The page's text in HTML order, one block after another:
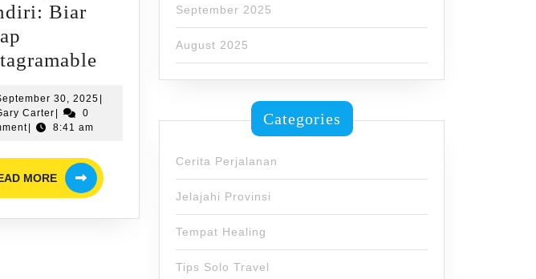
Biar
Tips
Traveling
Tetap
Instagramable
30, 2025September
CarterGary
Carter
0
8:41 am
MORE
READ
MORE
September 2025
August 2025
Categories
Cerita Perjalanan
Jelajahi Provinsi
Tempat Healing
Tips Solo Travel